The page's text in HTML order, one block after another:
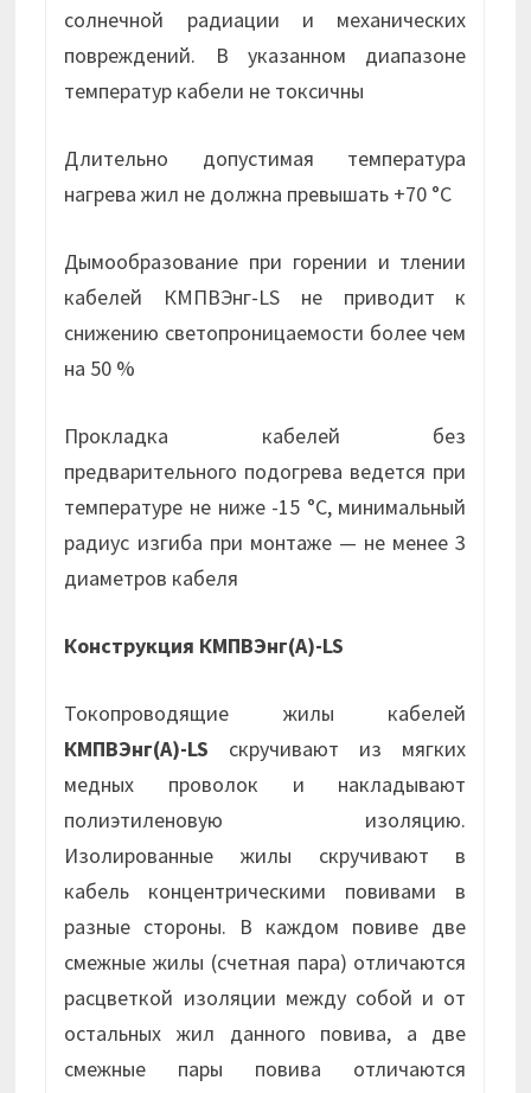
солнечной радиации и механических
повреждений. В указанном диапазоне
температур кабели не токсичны
Длительно допустимая температура
нагрева жил не должна превышать +70 °С
Дымообразование при горении и тлении
кабелей КМПВЭнг-LS не приводит к
снижению светопроницаемости более чем
на 50 %
Прокладка кабелей без
предварительного подогрева ведется при
температуре не ниже -15 °С, минимальный
радиус изгиба при монтаже — не менее 3
диаметров кабеля
Конструкция КМПВЭнг(А)-LS
Токопроводящие жилы кабелей
КМПВЭнг(А)-LS скручивают из мягких
медных проволок и накладывают
полиэтиленовую изоляцию.
Изолированные жилы скручивают в
кабель концентрическими повивами в
разные стороны. В каждом повиве две
смежные жилы (счетная пара) отличаются
расцветкой изоляции между собой и от
остальных жил данного повива, а две
смежные пары повива отличаются